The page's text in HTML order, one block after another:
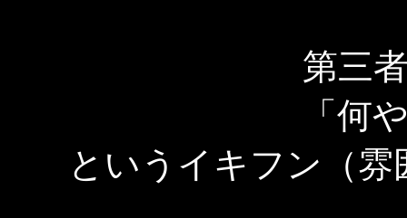
第三
「何
というイキフン（